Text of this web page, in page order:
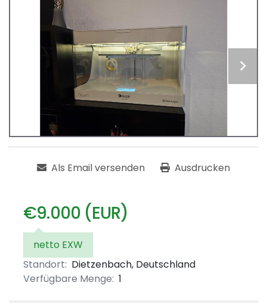
Als Email versenden Ausdrucken
€9.000 (EUR)
netto EXW
Standort: Dietzenbach, Deutschland
Verfügbare Menge: 1